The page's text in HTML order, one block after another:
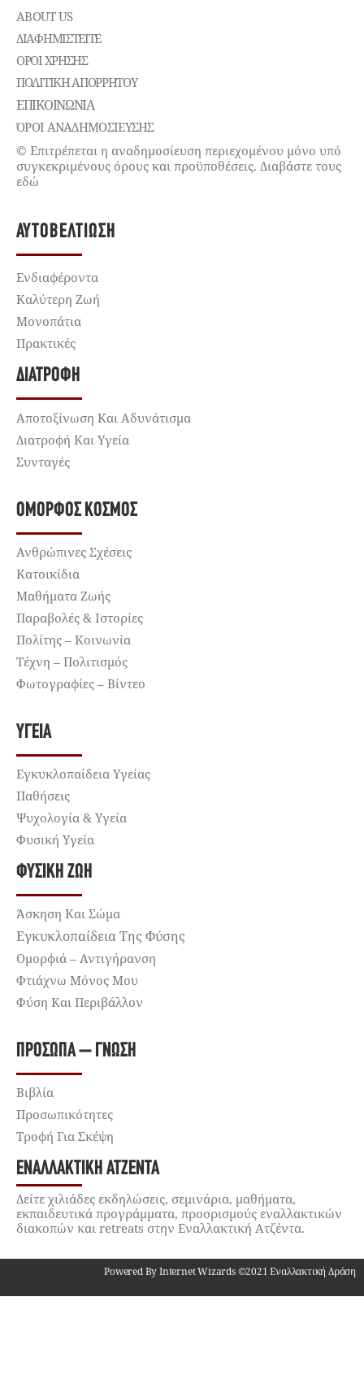
ABOUT US
ΔΙΑΦΗΜΙΣΤΕΊΤΕ
ΌΡΟΙ ΧΡΉΣΗΣ
ΠΟΛΙΤΙΚΉ ΑΠΟΡΡΉΤΟΥ
ΕΠΙΚΟΙΝΩΝΊΑ
ΌΡΟΙ ΑΝΑΔΗΜΟΣΙΕΥΣΗΣ
© Επιτρέπεται η αναδημοσίευση περιεχομένου μόνο υπό
συγκεκριμένους όρους και προϋποθέσεις. Διαβάστε τους
εδώ
ΑΥΤΟΒΕΛΤΊΩΣΗ
Ενδιαφέροντα
Καλύτερη Ζωή
Μονοπάτια
Πρακτικές
ΔΙΑΤΡΟΦΉ
Αποτοξίνωση Και Αδυνάτισμα
Διατροφή Και Υγεία
Συνταγές
ΌΜΟΡΦΟΣ ΚΌΣΜΟΣ
Ανθρώπινες Σχέσεις
Κατοικίδια
Μαθήματα Ζωής
Παραβολές & Ιστορίες
Πολίτης – Κοινωνία
Τέχνη – Πολιτισμός
Φωτογραφίες – Βίντεο
ΥΓΕΊΑ
Εγκυκλοπαίδεια Υγείας
Παθήσεις
Ψυχολογία & Υγεία
Φυσική Υγεία
ΦΥΣΙΚΉ ΖΩΉ
Άσκηση Και Σώμα
Εγκυκλοπαίδεια Της Φύσης
Ομορφιά – Αντιγήρανση
Φτιάχνω Μόνος Μου
Φύση Και Περιβάλλον
ΠΡΌΣΩΠΑ – ΓΝΏΣΗ
Βιβλία
Προσωπικότητες
Τροφή Για Σκέψη
ΕΝΑΛΛΑΚΤΙΚΉ ΑΤΖΈΝΤΑ
Δείτε χιλιάδες εκδηλώσεις, σεμινάρια, μαθήματα,
εκπαιδευτικά προγράμματα, προορισμούς εναλλακτικών
διακοπών και retreats στην Εναλλακτική Ατζέντα.
Powered By Internet Wizards ©2021 Εναλλακτική Δράση